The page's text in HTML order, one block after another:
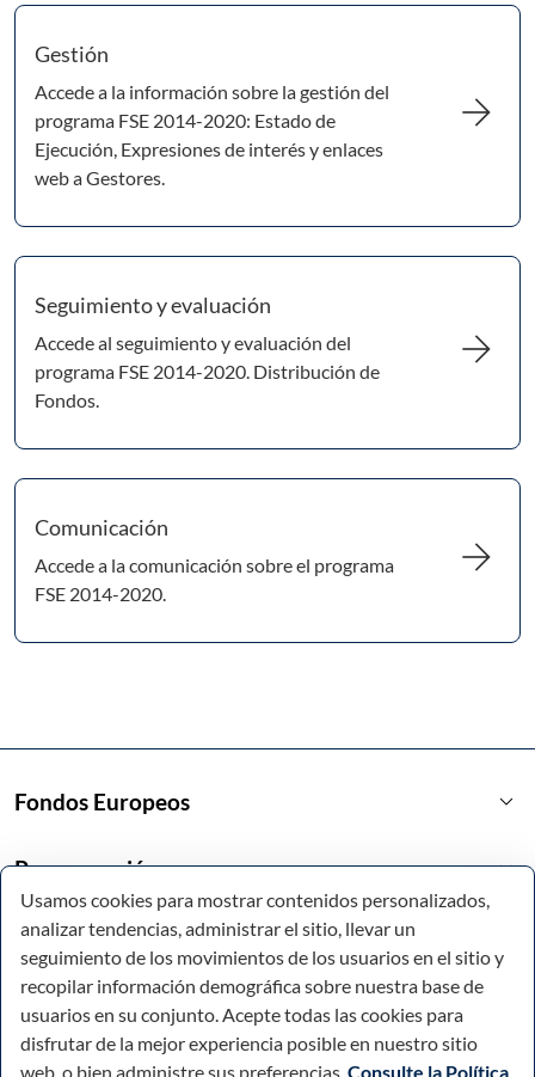
Gestión
Accede a la información sobre la gestión del
programa FSE 2014-2020: Estado de
Ejecución, Expresiones de interés y enlaces
web a Gestores.
arrow_forward
Seguimiento y evaluación
Accede al seguimiento y evaluación del
programa FSE 2014-2020. Distribución de
Fondos.
arrow_forward
Comunicación
Accede a la comunicación sobre el programa
FSE 2014-2020.
arrow_forward
Fondos Europeos keyboard_arrow_down
Programación keyboard_arrow_down
Enlaces de interés
Usamos cookies para mostrar contenidos personalizados,
analizar tendencias, administrar el sitio, llevar un
seguimiento de los movimientos de los usuarios en el sitio y
recopilar información demográfica sobre nuestra base de
usuarios en su conjunto. Acepte todas las cookies para
disfrutar de la mejor experiencia posible en nuestro sitio
web, o bien administre sus preferencias. Consulte la Política